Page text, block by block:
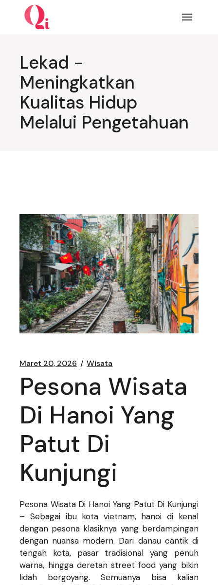
konten
Lekad -
Meningkatkan
Kualitas Hidup
Melalui Pengetahuan
Maret 20, 2026 Wisata
Pesona Wisata
Di Hanoi Yang
Patut Di
Kunjungi
Pesona Wisata Di Hanoi Yang Patut Di Kunjungi
– Sebagai ibu kota vietnam, hanoi di kenal
dengan pesona klasiknya yang berdampingan
dengan nuansa modern. Dari danau cantik di
tengah kota, pasar tradisional yang penuh
warna, hingga deretan street food yang bikin
lidah bergoyang. Semuanya bisa kalian